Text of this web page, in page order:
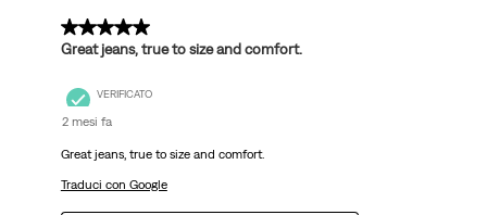
5 su 5 stelle.
Great jeans, true to size and comfort.
VERIFICATO
2 mesi fa
Great jeans, true to size and comfort.
Traduci con Google